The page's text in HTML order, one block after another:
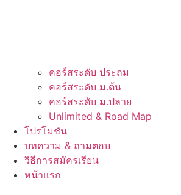
คอร์สระดับ ประถม
คอร์สระดับ ม.ต้น
คอร์สระดับ ม.ปลาย
Unlimited & Road Map
โปรโมชัน
บทความ & ถามตอบ
วิธีการสมัครเรียน
หน้าแรก